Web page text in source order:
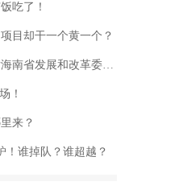
吃了！
目却干一个黄一个？
海南省住房和城乡建设厅海南省发展和改革委员会关于印发《关于进一步推进房屋建筑和市政工程招投标制度改革的若干措施（2025年版）》的通知
！
来？
！谁掉队？谁超越？